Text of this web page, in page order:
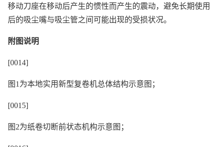
移动刀座在移动后产生的惯性而产生的震动，避免长期使用
后的吸尘嘴与吸尘管之间可能出现的受损状况。
附图说明
[0014]
图1为本地实用新型复卷机总体结构示意图；
[0015]
图2为纸卷切断前状态机构示意图；